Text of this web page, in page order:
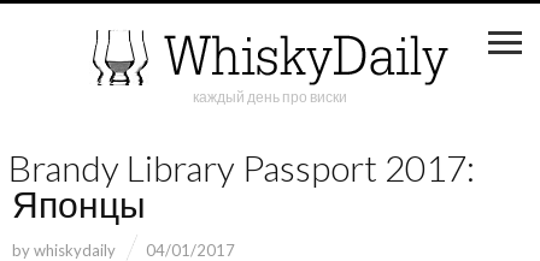
каждый день про виски
Brandy Library Passport 2017:
Японцы
bywhiskydaily 04/01/2017